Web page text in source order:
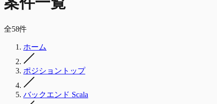
全58件
ホーム
ポジショントップ
バックエンド Scala